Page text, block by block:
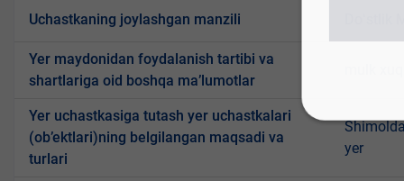
Uchastkaning joylashgan manzili
Yer maydonidan foydalanish tartibi va
shartlariga oid boshqa ma’lumotlar
Yer uchastkasiga tutash yer uchastkalari
(ob’ektlari)ning belgilangan maqsadi va
turlari
yer